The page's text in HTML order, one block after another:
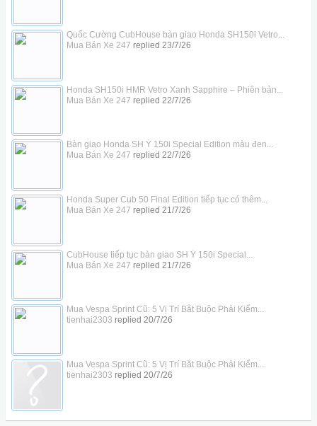
Quốc Cường CubHouse bàn giao Honda SH150i Vetro...
Mua Bán Xe 247 replied 23/7/26
Honda SH150i HMR Vetro Xanh Sapphire – Phiên bản...
Mua Bán Xe 247 replied 22/7/26
Bàn giao Honda SH Ý 150i Special Edition màu đen...
Mua Bán Xe 247 replied 22/7/26
Honda Super Cub 50 Final Edition tiếp tục có thêm...
Mua Bán Xe 247 replied 21/7/26
CubHouse tiếp tục bàn giao SH Ý 150i Special...
Mua Bán Xe 247 replied 21/7/26
Mua Vespa Sprint Cũ: 5 Vị Trí Bắt Buộc Phải Kiểm...
tienhai2303 replied 20/7/26
Mua Vespa Sprint Cũ: 5 Vị Trí Bắt Buộc Phải Kiểm...
tienhai2303 replied 20/7/26